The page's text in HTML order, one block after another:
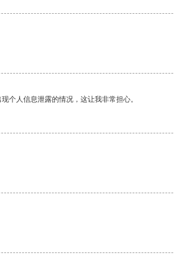
个人信息泄露的情况，这让我非常担心。